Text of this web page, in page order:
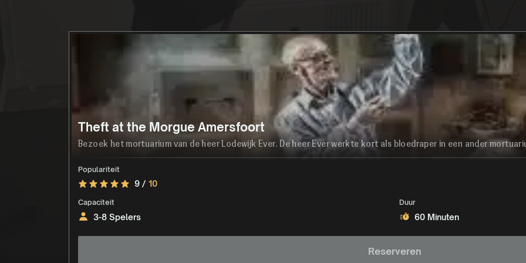
Theft at the Morgue Amersfoort
Bezoek het mortuarium van de heer Lodewijk Ever. De heer Ever werkte kort als bloedraper in een ander
Populariteit
9 / 10
Capaciteit
3-8 Spelers
Duur
60 Minuten
Reserveren